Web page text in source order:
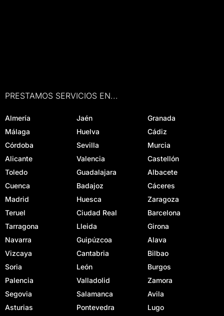
PRESTAMOS SERVICIOS EN...
Almería Jaén
Granada
Málaga
Huelva
Cádiz
Córdoba
Sevilla
Murcia
Alicante
Valencia
Castellón
Toledo
Guadalajara
Albacete
Cuenca
Badajoz
Cáceres
Madrid
Huesca
Zaragoza
Teruel
Ciudad Real
Barcelona
Tarragona
Lleida
Girona
Navarra
Guipúzcoa
Alava
Vizcaya
Cantabria
Bilbao
Soria
León
Burgos
Palencia
Valladolid
Zamora
Segovia
Salamanca
Avila
Asturias
Pontevedra
Lugo